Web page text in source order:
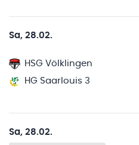
Sa, 28.02.
HSG Völklingen
HG Saarlouis 3
Sa, 28.02.